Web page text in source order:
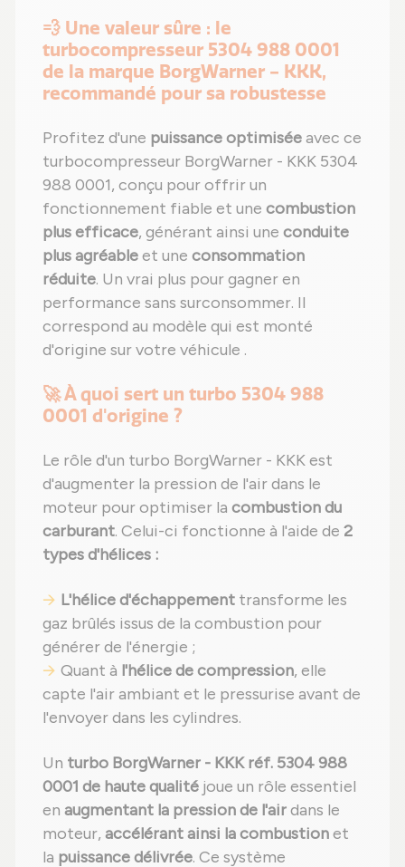
💨 Une valeur sûre : le
turbocompresseur 5304 988 0001
de la marque BorgWarner - KKK,
recommandé pour sa robustesse
Profitez d'une puissance optimiséeavec ce
turbocompresseur BorgWarner - KKK 5304
988 0001, conçu pour offrir un
fonctionnement fiable et une combustion
plus efficace, générant ainsi une conduite
plus agréableet une consommation
réduite. Un vrai plus pour gagner en
performance sans surconsommer. Il
correspond au modèle qui est monté
d'origine sur votre véhicule .
🚀 À quoi sert un turbo 5304 988
0001 d'origine ?
Le rôle d'un turbo BorgWarner - KKK est
d'augmenter la pression de l'air dans le
moteur pour optimiser la combustion du
carburant. Celui-ci fonctionne à l'aide de 2
types d'hélices :
L'hélice d'échappement transforme les
gaz brûlés issus de la combustion pour
générer de l'énergie ;
Quant à l'hélice de compression, elle
capte l'air ambiant et le pressurise avant de
l'envoyer dans les cylindres.
Un turbo BorgWarner - KKK réf. 5304 988
0001 de haute qualité joue un rôle essentiel
en augmentant la pression de l'airdans le
moteur, accélérant ainsi la combustionet
la puissance délivrée. Ce système